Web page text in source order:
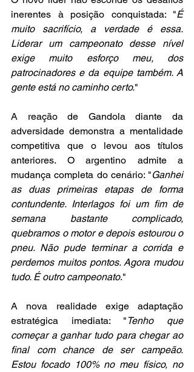
inerentes à posição conquistada: "É
muito sacrifício, a verdade é essa.
Liderar um campeonato desse nível
exige muito esforço meu, dos
patrocinadores e da equipe também. A
gente está no caminho certo."
A reação de Gandola diante da
adversidade demonstra a mentalidade
competitiva que o levou aos títulos
anteriores. O argentino admite a
mudança completa do cenário: "Ganhei
as duas primeiras etapas de forma
contundente. Interlagos foi um fim de
semana bastante complicado,
quebramos o motor e depois estourou o
pneu. Não pude terminar a corrida e
perdemos muitos pontos. Agora mudou
tudo. É outro campeonato."
A nova realidade exige adaptação
estratégica imediata: "Tenho que
começar a ganhar tudo para chegar ao
final com chance de ser campeão.
Estou focado 100% no meu físico, no